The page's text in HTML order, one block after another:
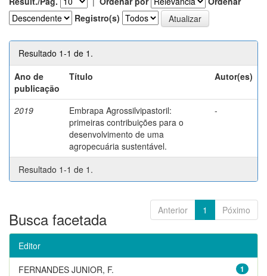
Registro(s)
Resultado 1-1 de 1.
Ano de
publicação
Título Autor(es)
2019
Embrapa Agrossilvipastoril:
primeiras contribuições para o
desenvolvimento de uma
agropecuária sustentável.
-
Resultado 1-1 de 1.
Anterior 1 Póximo
Busca facetada
Editor
1
FERNANDES JUNIOR, F.